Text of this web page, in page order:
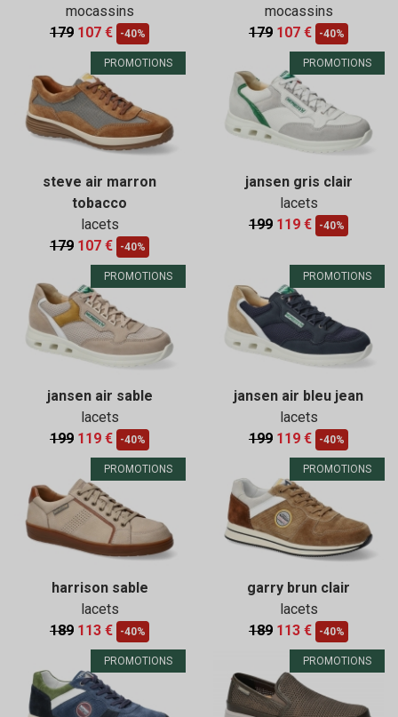
mocassins
179 107 € -40%
mocassins
179 107 € -40%
PROMOTIONS
steve air marron
tobacco
lacets
179 107 € -40%
PROMOTIONS
jansen gris clair
lacets
199 119 € -40%
PROMOTIONS
jansen air sable
lacets
199 119 € -40%
PROMOTIONS
jansen air bleu jean
lacets
199 119 € -40%
PROMOTIONS
harrison sable
lacets
189 113 € -40%
PROMOTIONS
garry brun clair
lacets
189 113 € -40%
PROMOTIONS PROMOTIONS